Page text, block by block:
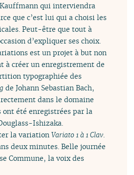
qui interviendra
que c’est lui qui a choisi les
Peut-être que tout à
d’expliquer ses choix.
est un projet à but non
à créer un enregistrement de
typographiée des
de Johann Sebastian Bach,
dans le domaine
ont été enregistrées par la
Ishizaka.
la variationVariato 1 à 1 Clav
deux minutes. Belle journée
Commune, la voix des